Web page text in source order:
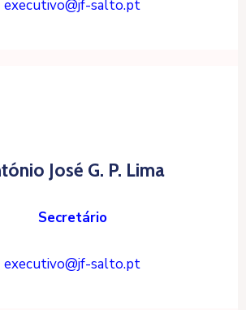
executivo@jf-salto.pt
José G. P. Lima
Secretário
executivo@jf-salto.pt